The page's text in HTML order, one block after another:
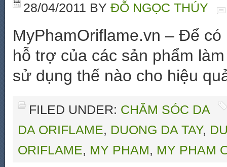
28/04/2011 BY ĐỖ NGỌC THÚY
MyPhamOriflame.vn – Để
hỗ trợ của các sản phẩm
sử dụng thế nào cho hiệu
FILED UNDER: CHĂM SÓC DA
DA ORIFLAME, DUONG DA TAY,
ORIFLAME, MY PHAM, MY PHAM